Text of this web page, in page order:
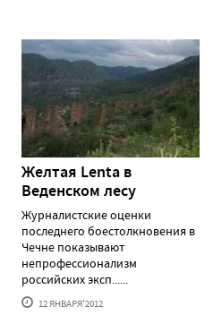
Желтая Lenta в
Веденском лесу
Журналистские оценки
последнего боестолкновения в
Чечне показывают
непрофессионализм
российских эксп......
12 ЯНВАРЯ'2012